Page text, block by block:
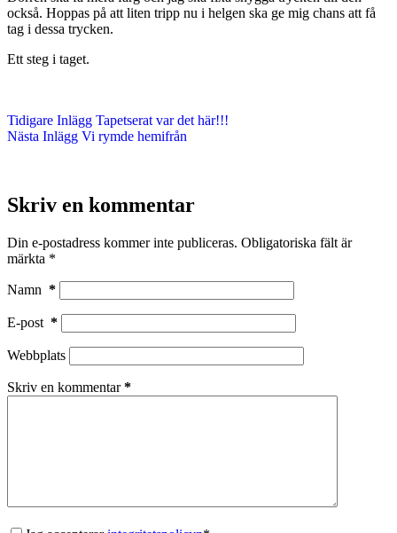
också. Hoppas på att liten tripp nu i helgen ska ge mig chans att få
tag i dessa trycken.
Ett steg i taget.
Tidigare Inlägg Tapetserat var det här!!!
Nästa Inlägg Vi rymde hemifrån
Skriv en kommentar
Din e-postadress kommer inte publiceras. Obligatoriska fält är
märkta *
Namn *
E-post *
Webbplats
Skriv en kommentar*